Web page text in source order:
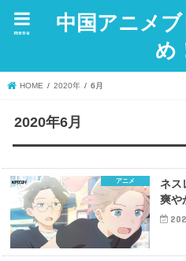
中国アニメ
め
menu
HOME 2020年 6月
2020年6月
アニメ
ネス
爽や